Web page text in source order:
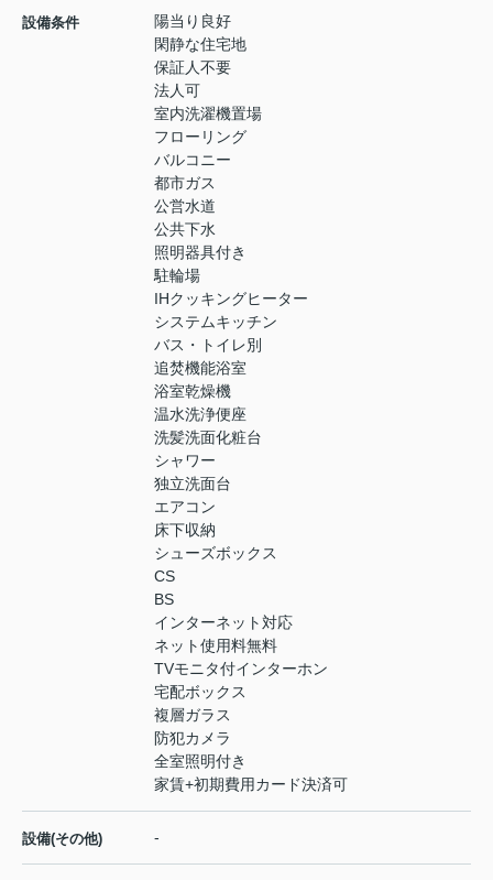
設備条件
陽当り良好
閑静な住宅地
保証人不要
法人可
室内洗濯機置場
フローリング
バルコニー
都市ガス
公営水道
公共下水
照明器具付き
駐輪場
IHクッキングヒーター
システムキッチン
バス・トイレ別
追焚機能浴室
浴室乾燥機
温水洗浄便座
洗髪洗面化粧台
シャワー
独立洗面台
エアコン
床下収納
シューズボックス
CS
BS
インターネット対応
ネット使用料無料
TVモニタ付インターホン
宅配ボックス
複層ガラス
防犯カメラ
全室照明付き
家賃+初期費用カード決済可
設備(その他) -